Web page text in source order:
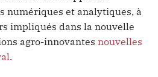
numériques et analytiques, à
impliqués dans la nouvelle
agro-innovantes nouvelles
.